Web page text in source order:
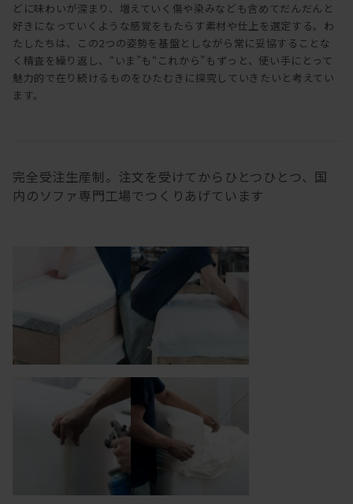
どに味わいが深まり、増えていく傷や染みなども含めてだんだんと
好きになっていくような感覚をもたらす素材や仕上を選定する。わ
たしたちは、この2つの姿勢を基盤としながら常に妥協することな
く精査を繰り返し、“いま”も“これから”もずっと、使い手にとって
魅力的で在り続けるものをひたむきに探究していきたいと考えてい
ます。
完全受注生産制。注文を受けてからひとつひとつ、国
内のソファ専門工場でつくりあげています